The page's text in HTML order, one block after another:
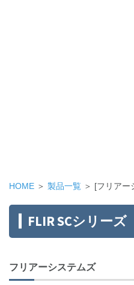
HOME ＞ 製品一覧 ＞ [フリア
FLIR SCシリーズ
フリアーシステムズ